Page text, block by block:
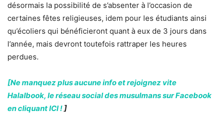
désormais la possibilité de s’absenter à l’occasion de
certaines fêtes religieuses, idem pour les étudiants ainsi
qu’écoliers qui bénéficieront quant à eux de 3 jours dans
l’année, mais devront toutefois rattraper les heures
perdues.
[Ne manquez plus aucune info et rejoignez vite
Halalbook, le réseau social des musulmans sur Facebook
en cliquant ICI !]